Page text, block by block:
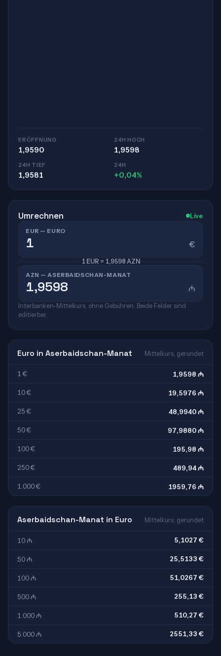
ERÖFFNUNG
1,9590
24H HOCH
1,9598
24H TIEF
1,9581
24H
+0,04%
Umrechnen Live
EUR — EURO
€
1 EUR = 1,9598 AZN
AZN — ASERBAIDSCHAN-MANAT
₼
Interbanken-Mittelkurs, ohne Gebühren. Beide Felder sind
editierbar.
Euro in Aserbaidschan-Manat Mittelkurs, gerundet
1 € 1,9598 ₼
10 € 19,5976 ₼
25 € 48,9940 ₼
50 € 97,9880 ₼
100 € 195,98 ₼
250 € 489,94 ₼
1.000 € 1959,76 ₼
Aserbaidschan-Manat in Euro Mittelkurs, gerundet
10 ₼ 5,1027 €
50 ₼ 25,5133 €
100 ₼ 51,0267 €
500 ₼ 255,13 €
1.000 ₼ 510,27 €
5.000 ₼ 2551,33 €